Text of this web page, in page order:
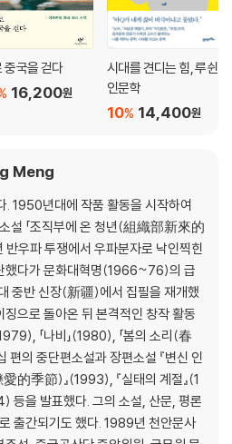
중국을 걷다
16,200원
시대를 견디는 힘, 루쉰
인문학
14,400원
10%
Meng
1950년대에 작품 활동을 시작하여
소설 「조직부에 온 청년(組織部新來的
우파 투쟁에서 우파분자로 낙인찍힌
했다가 문화대혁명(1966~76)의 급
중반 신장(新疆)에서 집필을 재개했
으로 돌아온 뒤 본격적인 창작 활동
「나비」(1980), 「봄의 소리(春
의 중단편소설과 장편소설 『변신 인
的季節)』(1993), 『실태의 계절』(1
을 발표했다. 그의 소설, 산문, 평론
출간되기도 했다. 1989년 천안문사